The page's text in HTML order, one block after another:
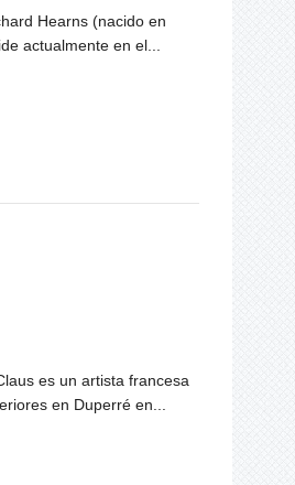
Hearns (nacido en
actualmente en el...
es un artista francesa
en Duperré en...